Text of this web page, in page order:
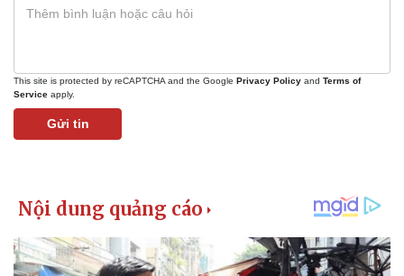
This site is protected by reCAPTCHA and the Google Privacy Policy and Terms of
Service apply.
Gửi tin